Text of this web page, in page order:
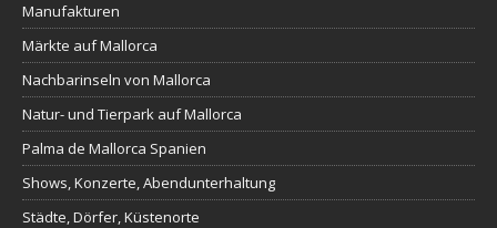
Manufakturen
Märkte auf Mallorca
Nachbarinseln von Mallorca
Natur- und Tierpark auf Mallorca
Palma de Mallorca Spanien
Shows, Konzerte, Abendunterhaltung
Städte, Dörfer, Küstenorte